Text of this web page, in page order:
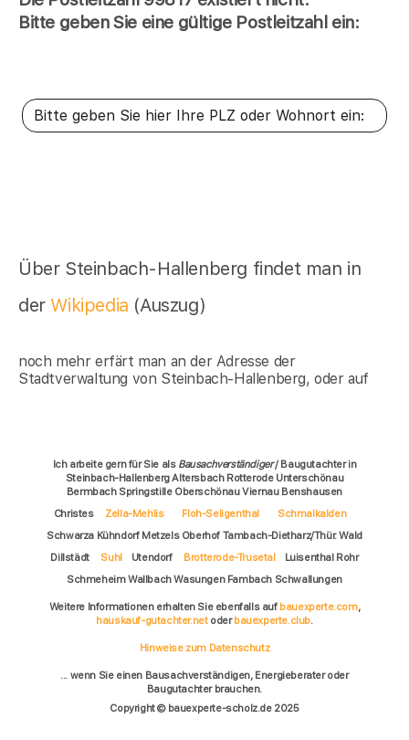
Bitte geben Sie eine gültige Postleitzahl ein:
Über Steinbach-Hallenberg findet man in
der Wikipedia (Auszug)
noch mehr erfärt man an der Adresse der
Stadtverwaltung von Steinbach-Hallenberg, oder auf
Ich arbeite gern für Sie als Bausachverständiger/ Baugutachter in
Steinbach-Hallenberg Altersbach Rotterode Unterschönau
Bermbach Springstille Oberschönau Viernau Benshausen
Christes
Zella-Mehlis Floh-Seligenthal
Schmalkalden
Schwarza Kühndorf Metzels Oberhof Tambach-Dietharz/Thür. Wald
Dillstädt
Suhl Utendorf Brotterode-Trusetal
Luisenthal Rohr
Schmeheim Wallbach Wasungen Fambach Schwallungen
Weitere Informationen erhalten Sie ebenfalls auf bauexperte.com,
hauskauf-gutachter.netoderbauexperte.club.
Hinweise zum Datenschutz
... wenn Sie einen Bausachverständigen, Energieberater oder
Baugutachter brauchen.
Copyright © bauexperte-scholz.de 2025